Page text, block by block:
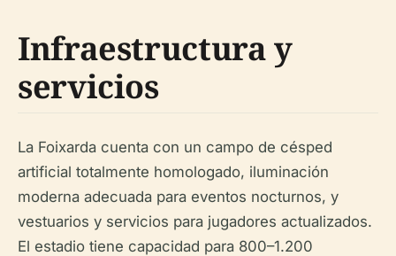
Infraestructura y
servicios
La Foixarda cuenta con un campo de césped
artificial totalmente homologado, iluminación
moderna adecuada para eventos nocturnos, y
vestuarios y servicios para jugadores actualizados.
El estadio tiene capacidad para 800–1.200